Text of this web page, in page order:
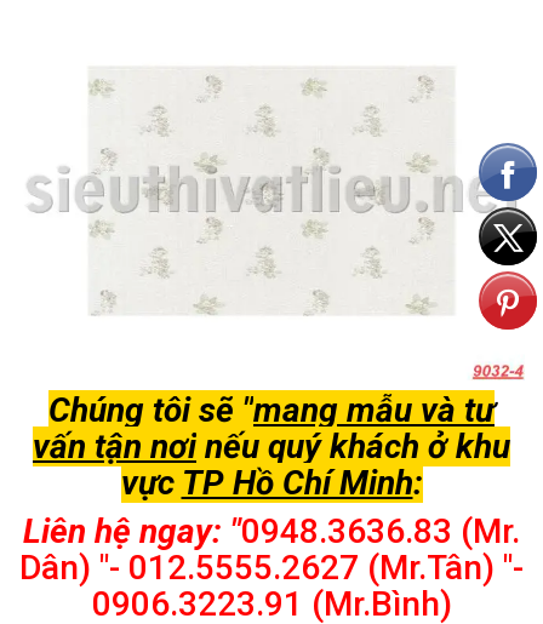
Chúng tôi sẽ "mang mẫu và tư
vấn tận nơi nếu quý khách ở khu
vực TP Hồ Chí Minh:
Liên hệ ngay: "0948.3636.83 (Mr.
Dân) "- 012.5555.2627 (Mr.Tân) "-
0906.3223.91 (Mr.Bình)